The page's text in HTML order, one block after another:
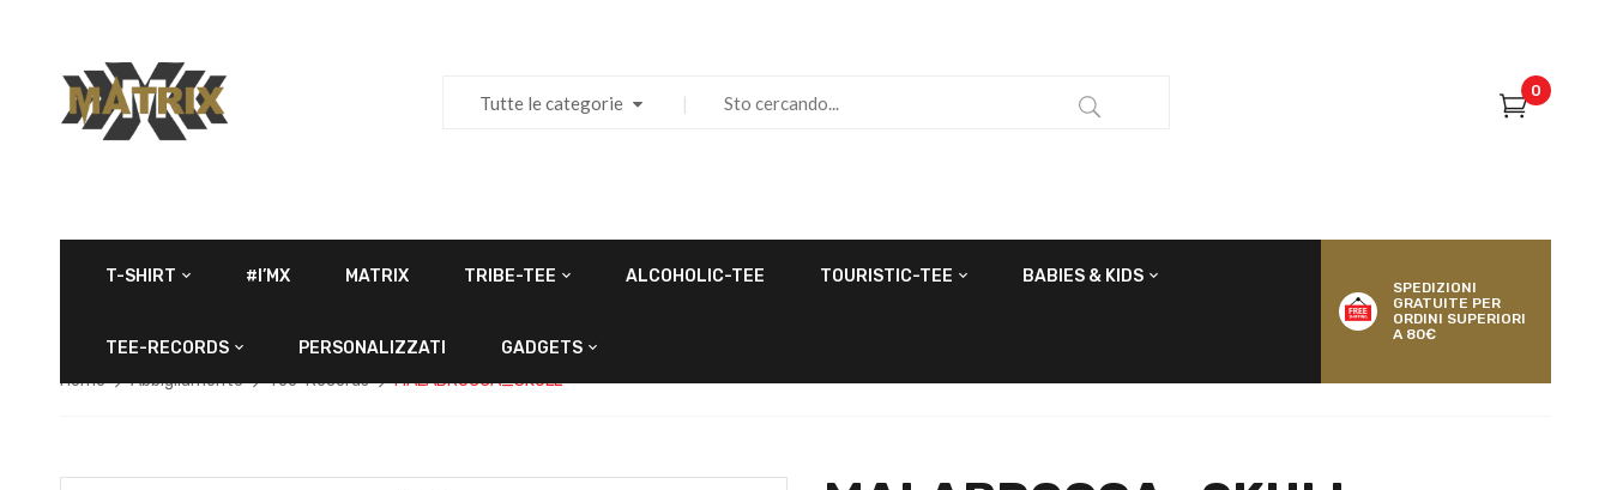
Tutte le categorie
0
T-SHIRT #I’MX MATRIX TRIBE-TEE ALCOHOLIC-TEE TOURISTIC-TEE BABIES & KIDS
TEE-RECORDS PERSONALIZZATI GADGETS
SPEDIZIONI
GRATUITE PER
ORDINI SUPERIORI
A 80€
Home Abbigliamento Tee-Records MALABROCCA_SKULL